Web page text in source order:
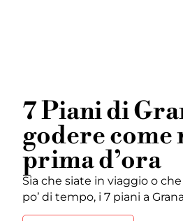
7 Piani di
godere come
prima d’ora
Sia che siate in viaggio o
po’ di tempo, i 7 piani a